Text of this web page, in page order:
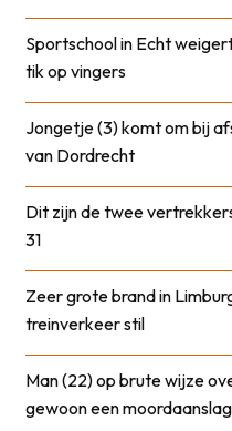
Sportschool in Echt
tik op vingers
Jongetje (3) komt om bij
van Dordrecht
Dit zijn de twee
31
Zeer grote brand in
treinverkeer stil
Man (22) op brute wijze
gewoon een